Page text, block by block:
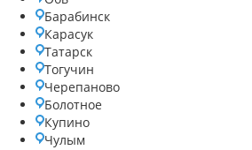
Барабинск
Карасук
Татарск
Тогучин
Черепаново
Болотное
Купино
Чулым